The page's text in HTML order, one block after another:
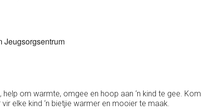
Jeugsorgsentrum
help om warmte, omgee en hoop aan ‘n kind te gee. Kom
elke kind ‘n bietjie warmer en mooier te maak.